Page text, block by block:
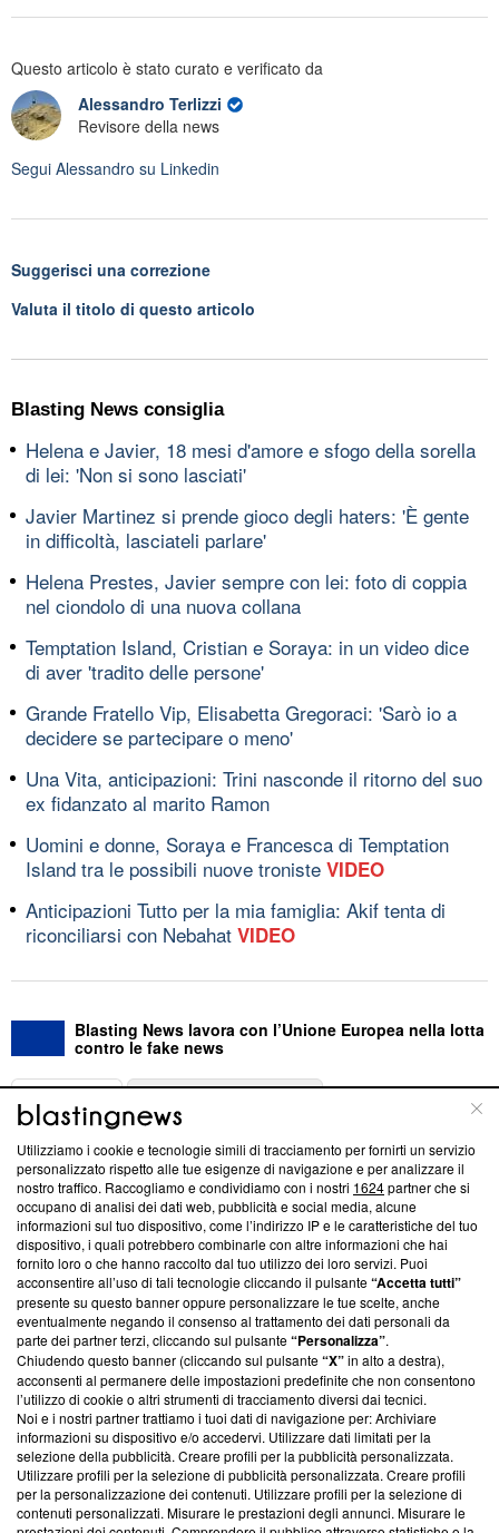
Questo articolo è stato curato e verificato da
Alessandro Terlizzi
Revisore della news
Segui Alessandro su Linkedin
Suggerisci una correzione
Valuta il titolo di questo articolo
Blasting News consiglia
Helena e Javier, 18 mesi d'amore e sfogo della sorella
di lei: 'Non si sono lasciati'
Javier Martinez si prende gioco degli haters: 'È gente
in difficoltà, lasciateli parlare'
Helena Prestes, Javier sempre con lei: foto di coppia
nel ciondolo di una nuova collana
Temptation Island, Cristian e Soraya: in un video dice
di aver 'tradito delle persone'
Grande Fratello Vip, Elisabetta Gregoraci: 'Sarò io a
decidere se partecipare o meno'
Una Vita, anticipazioni: Trini nasconde il ritorno del suo
ex fidanzato al marito Ramon
Uomini e donne, Soraya e Francesca di Temptation
Island tra le possibili nuove troniste VIDEO
Anticipazioni Tutto per la mia famiglia: Akif tenta di
riconciliarsi con Nebahat VIDEO
Blasting News lavora con l’Unione Europea nella lotta
contro le fake news
ABOUT
Questa sezione offre informazioni trasparenti su Blasting
News, sui nostri processi editoriali e su come ci impegniamo a
creare news di qualità. Inoltre, afferma la nostra aderenza a
‘Trust Project - News with Integrity’Blasting News non è
ancora membro del programma, ma ha richiesto di farne
parte; Trust Project non ha ancora effettuato una verifica di
conformità agli standard.
Su di noi
Team editoriale
Corporate
Redazione
Informativa Privacy
Utilizziamo i cookie e tecnologie simili di tracciamento per fornirti un servizio
personalizzato rispetto alle tue esigenze di navigazione e per analizzare il
nostro traffico. Raccogliamo e condividiamo con i nostri 1624partner che si
occupano di analisi dei dati web, pubblicità e social media, alcune
informazioni sul tuo dispositivo, come l’indirizzo IP e le caratteristiche del tuo
dispositivo, i quali potrebbero combinarle con altre informazioni che hai
fornito loro o che hanno raccolto dal tuo utilizzo dei loro servizi. Puoi
acconsentire all’uso di tali tecnologie cliccando il pulsante“Accetta tutti”
presente su questo banner oppure personalizzare le tue scelte, anche
eventualmente negando il consenso al trattamento dei dati personali da
parte dei partner terzi, cliccando sul pulsante“Personalizza”.
Chiudendo questo banner (cliccando sul pulsante“X”in alto a destra),
acconsenti al permanere delle impostazioni predefinite che non consentono
l’utilizzo di cookie o altri strumenti di tracciamento diversi dai tecnici.
Noi e i nostri partner trattiamo i tuoi dati di navigazione per: Archiviare
informazioni su dispositivo e/o accedervi. Utilizzare dati limitati per la
selezione della pubblicità. Creare profili per la pubblicità personalizzata.
Utilizzare profili per la selezione di pubblicità personalizzata. Creare profili
per la personalizzazione dei contenuti. Utilizzare profili per la selezione di
contenuti personalizzati. Misurare le prestazioni degli annunci. Misurare le